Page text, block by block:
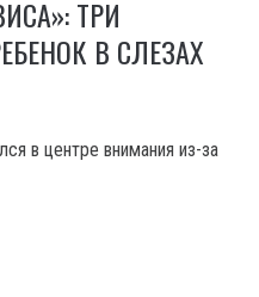
ТРИ
В СЛЕЗАХ
в центре внимания из-за